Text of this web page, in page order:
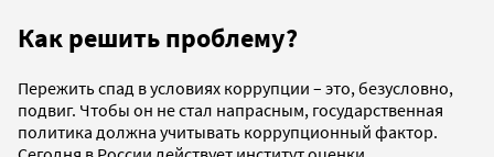
Как решить проблему?
Пережить спад в условиях коррупции – это, безусловно,
подвиг. Чтобы он не стал напрасным, государственная
политика должна учитывать коррупционный фактор.